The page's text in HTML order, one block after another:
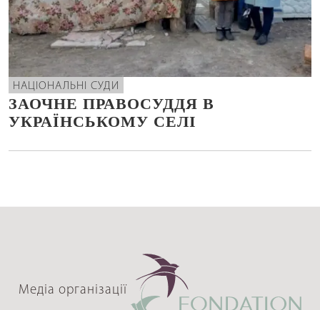
НАЦІОНАЛЬНІ СУДИ
ЗАОЧНЕ ПРАВОСУДДЯ В
УКРАЇНСЬКОМУ СЕЛІ
Медіа організації